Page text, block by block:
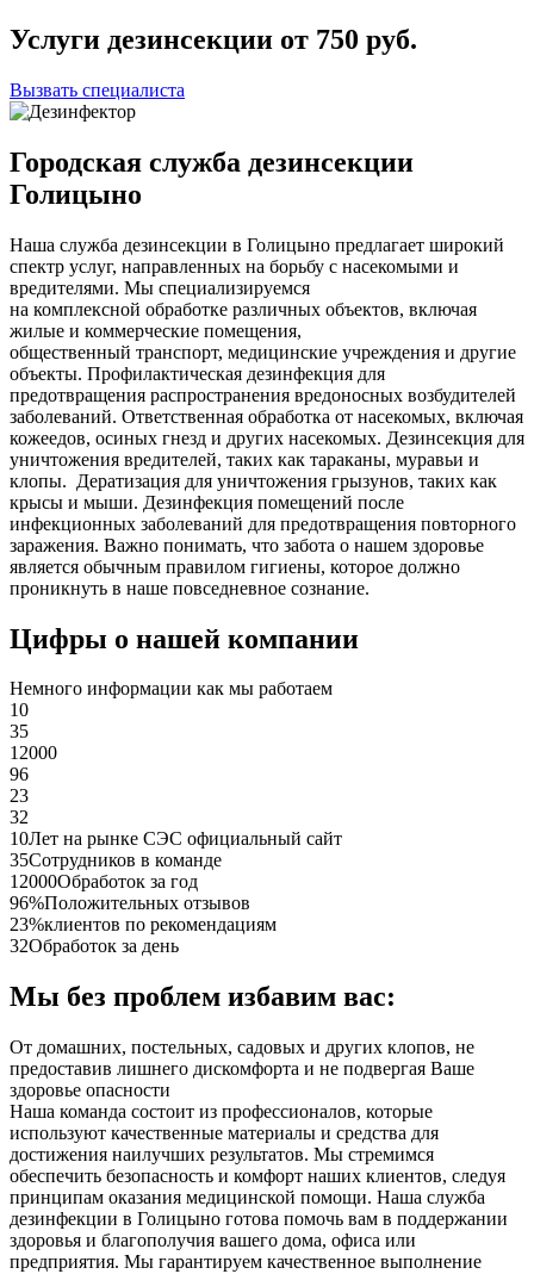
Услуги дезинсекции от 750 руб.
Вызвать специалиста
Городская служба дезинсекции
Голицыно
Наша служба дезинсекции в Голицыно предлагает широкий
спектр услуг, направленных на борьбу с насекомыми и
вредителями. Мы специализируемся
на комплексной обработке различных объектов, включая
жилые и коммерческие помещения,
общественный транспорт, медицинские учреждения и другие
объекты. Профилактическая дезинфекция для
предотвращения распространения вредоносных возбудителей
заболеваний. Ответственная обработка от насекомых, включая
кожеедов, осиных гнезд и других насекомых. Дезинсекция для
уничтожения вредителей, таких как тараканы, муравьи и
клопы. Дератизация для уничтожения грызунов, таких как
крысы и мыши. Дезинфекция помещений после
инфекционных заболеваний для предотвращения повторного
заражения. Важно понимать, что забота о нашем здоровье
является обычным правилом гигиены, которое должно
проникнуть в наше повседневное сознание.
Цифры о нашей компании
Немного информации как мы работаем
10
35
12000
96
23
32
10Лет на рынке СЭС официальный сайт
35Сотрудников в команде
12000Обработок за год
96%Положительных отзывов
23%клиентов по рекомендациям
32Обработок за день
Мы без проблем избавим вас:
От домашних, постельных, садовых и других клопов, не
предоставив лишнего дискомфорта и не подвергая Ваше
здоровье опасности
Наша команда состоит из профессионалов, которые
используют качественные материалы и средства для
достижения наилучших результатов. Мы стремимся
обеспечить безопасность и комфорт наших клиентов, следуя
принципам оказания медицинской помощи. Наша служба
дезинфекции в Голицыно готова помочь вам в поддержании
здоровья и благополучия вашего дома, офиса или
предприятия. Мы гарантируем качественное выполнение